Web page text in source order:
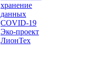
хранение
данных
COVID-19
Эко-проект
ЛионТех